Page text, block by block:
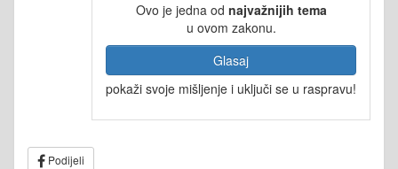
Ovo je jedna od najvažnijih tema
u ovom zakonu.
Glasaj
pokaži svoje mišljenje i uključi se u raspravu!
Podijeli